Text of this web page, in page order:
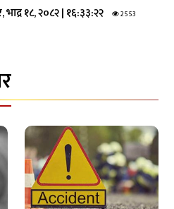
१८, २०८२| १६:३३:२२ 2553